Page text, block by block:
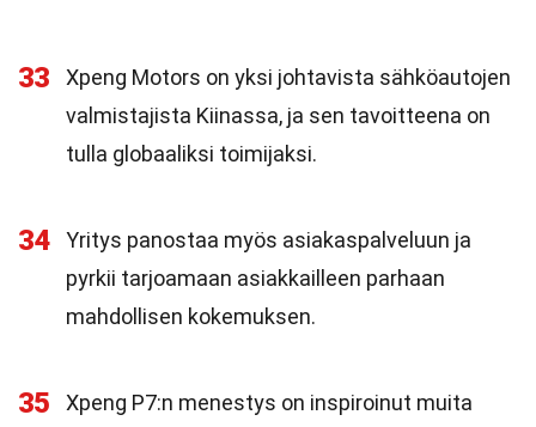
33
Xpeng Motors on yksi johtavista sähköautojen
valmistajista Kiinassa, ja sen tavoitteena on
tulla globaaliksi toimijaksi.
34
Yritys panostaa myös asiakaspalveluun ja
pyrkii tarjoamaan asiakkailleen parhaan
mahdollisen kokemuksen.
35
Xpeng P7:n menestys on inspiroinut muita